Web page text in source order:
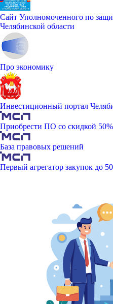
Сайт Уполномоченного по
Челябинской области
Про экономику
Инвестиционный портал
Приобрести ПО со скидкой 50%
База правовых решений
Первый агрегатор закупок до